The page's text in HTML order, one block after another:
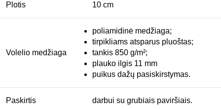
Plotis 10 cm
Volelio medžiaga
poliamidinė medžiaga;
tirpikliams atsparus pluoštas;
tankis 850 g/m²;
plauko ilgis 11 mm
puikus dažų pasiskirstymas.
Paskirtis darbui su grubiais paviršiais.